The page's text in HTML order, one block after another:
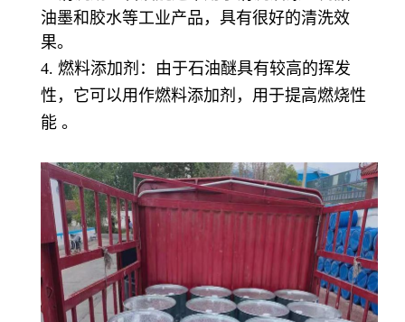
油墨和胶水等工业产品，具有很好的清洗效
果。
4. 燃料添加剂：由于石油醚具有较高的挥发
性，它可以用作燃料添加剂，用于提高燃烧性
能 。